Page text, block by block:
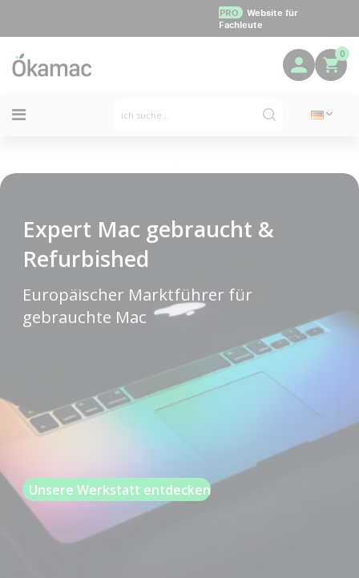
PRO
Website für
Fachleute
0
Expert Mac gebraucht &
Refurbished
Europäischer Marktführer für
gebrauchte Mac
Unsere Werkstatt entdecken